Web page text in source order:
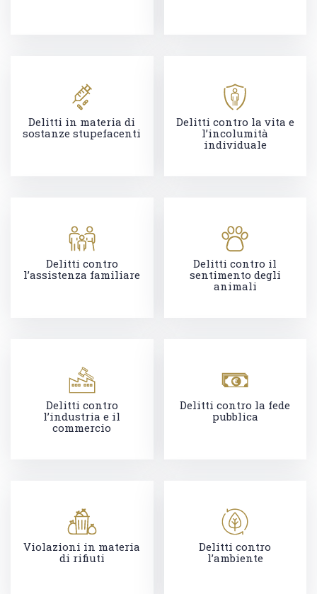
Delitti in materia di
sostanze stupefacenti
Delitti contro la vita e
l’incolumità
individuale
Delitti contro
l’assistenza familiare
Delitti contro il
sentimento degli
animali
Delitti contro
l’industria e il
commercio
Delitti contro la fede
pubblica
Violazioni in materia
di rifiuti
Delitti contro
l’ambiente